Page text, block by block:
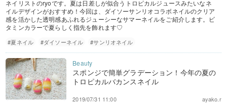
ネイリストのryoです。夏は日差しが似合うトロピカルジュースみたいなネ
イルデザインがおすすめ！今回は、ダイソーサンリオコラボネイルのクリア
感を活かした透明感あふれるジューシーなサマーネイルをご紹介します。ビ
タミンカラーで夏らしく指先を飾れます♡
#夏ネイル #ダイソーネイル #サンリオネイル
スポンジで簡単グラデーション！今年の夏の
トロピカルバカンスネイル
ayako.r
2019/07/31 11:00